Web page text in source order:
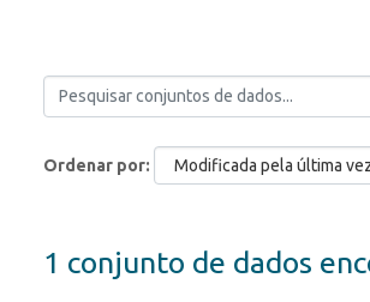
Ordenar por
1 conjunto de dados